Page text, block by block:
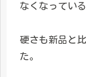
なくなっている
硬さも新品と
た。